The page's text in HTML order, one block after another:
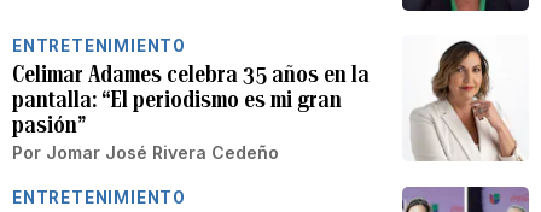
ENTRETENIMIENTO
Celimar Adames celebra 35 años en la
pantalla: “El periodismo es mi gran
pasión”
Por Jomar José Rivera Cedeño
ENTRETENIMIENTO